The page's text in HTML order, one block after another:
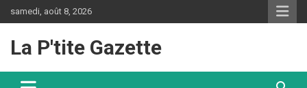
au
samedi, août 8, 2026
La P'tite Gazette